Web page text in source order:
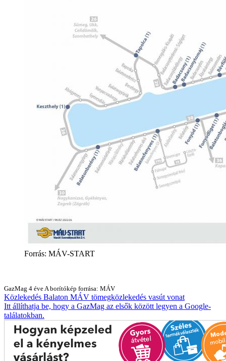
Forrás: MÁV-START
GazMag 4 éve A borítókép forrása: MÁV
Közlekedés Balaton MÁV tömegközlekedés vasút vonat
Itt állíthatja be, hogy a GazMag az elsők között legyen a Google-
találatokban.